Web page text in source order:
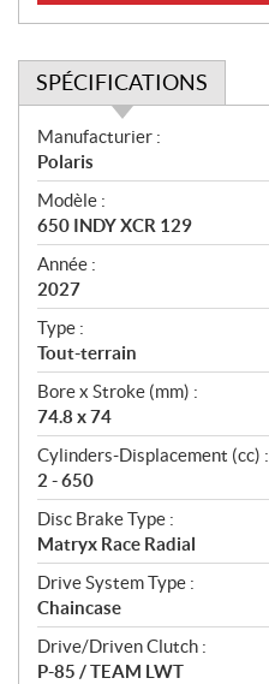
SPÉCIFICATIONS
S
p
é
c
i
f
i
c
a
t
i
o
n
s
Manufacturier :
Polaris
Modèle :
650 INDY XCR 129
Année :
2027
Type :
Tout-terrain
Bore x Stroke (mm) :
74.8 x 74
Cylinders-Displacement (cc) :
2 - 650
Disc Brake Type :
Matryx Race Radial
Drive System Type :
Chaincase
Drive/Driven Clutch :
P-85 / TEAM LWT